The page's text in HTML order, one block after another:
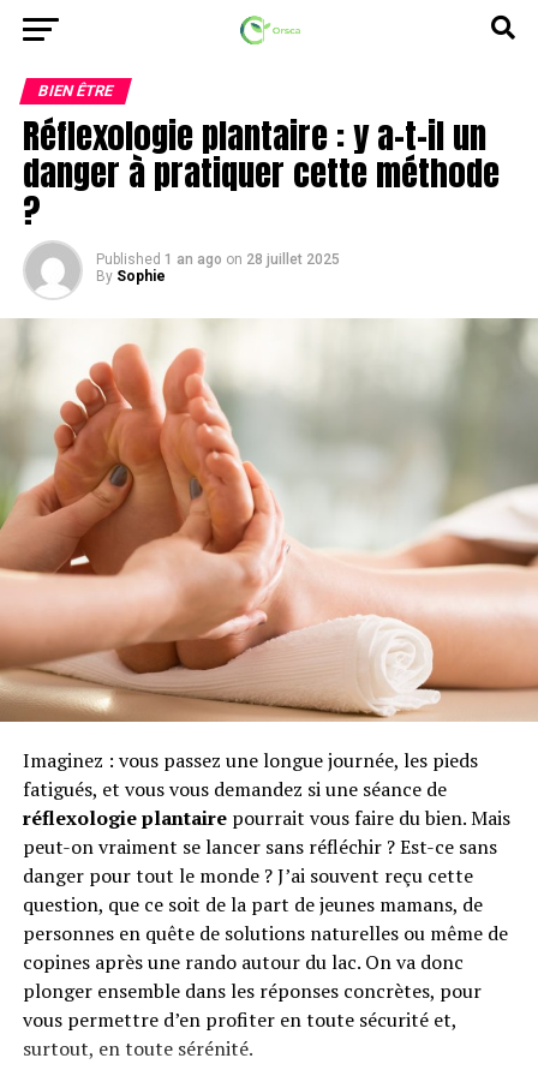
BIEN ÊTRE
Réflexologie plantaire : y a-t-il un
danger à pratiquer cette méthode
?
Published 1 an ago on 28 juillet 2025
By Sophie
Imaginez : vous passez une longue journée, les pieds
fatigués, et vous vous demandez si une séance de
réflexologie plantairepourrait vous faire du bien. Mais
peut-on vraiment se lancer sans réfléchir ? Est-ce sans
danger pour tout le monde ? J’ai souvent reçu cette
question, que ce soit de la part de jeunes mamans, de
personnes en quête de solutions naturelles ou même de
copines après une rando autour du lac. On va donc
plonger ensemble dans les réponses concrètes, pour
vous permettre d’en profiter en toute sécurité et,
surtout, en toute sérénité.